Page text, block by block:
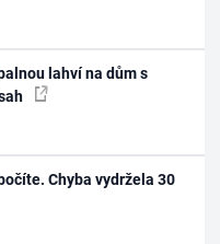
lahví na dům s
Chyba vydržela 30